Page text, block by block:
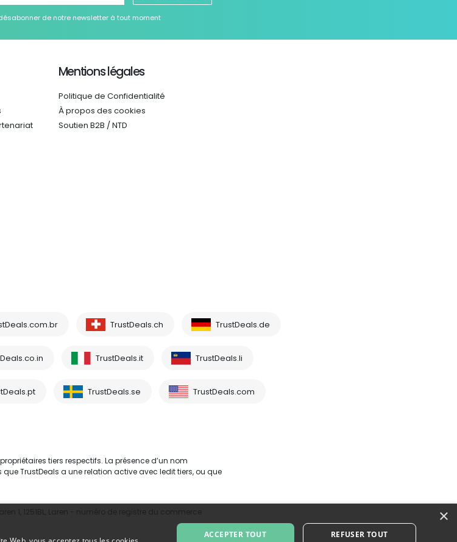
de notre newsletter à tout moment
Mentions légales
Politique de Confidentialité
À propos des cookies
Soutien B2B / NTD
TrustDeals.ch TrustDeals.de
TrustDeals.it TrustDeals.li
TrustDeals.se TrustDeals.com
tiers respectifs. La présence d’un nom
TrustDeals a une relation active avec ledit tiers, ou que
×
ACCEPTER TOUT REFUSER TOUT